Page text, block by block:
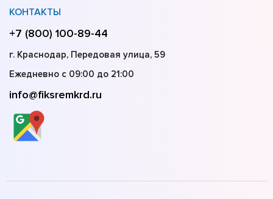
КОНТАКТЫ
+7 (800) 100-89-44
г. Краснодар, Передовая улица, 59
Ежедневно с 09:00 до 21:00
info@fiksremkrd.ru